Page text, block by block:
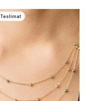
Teslimat